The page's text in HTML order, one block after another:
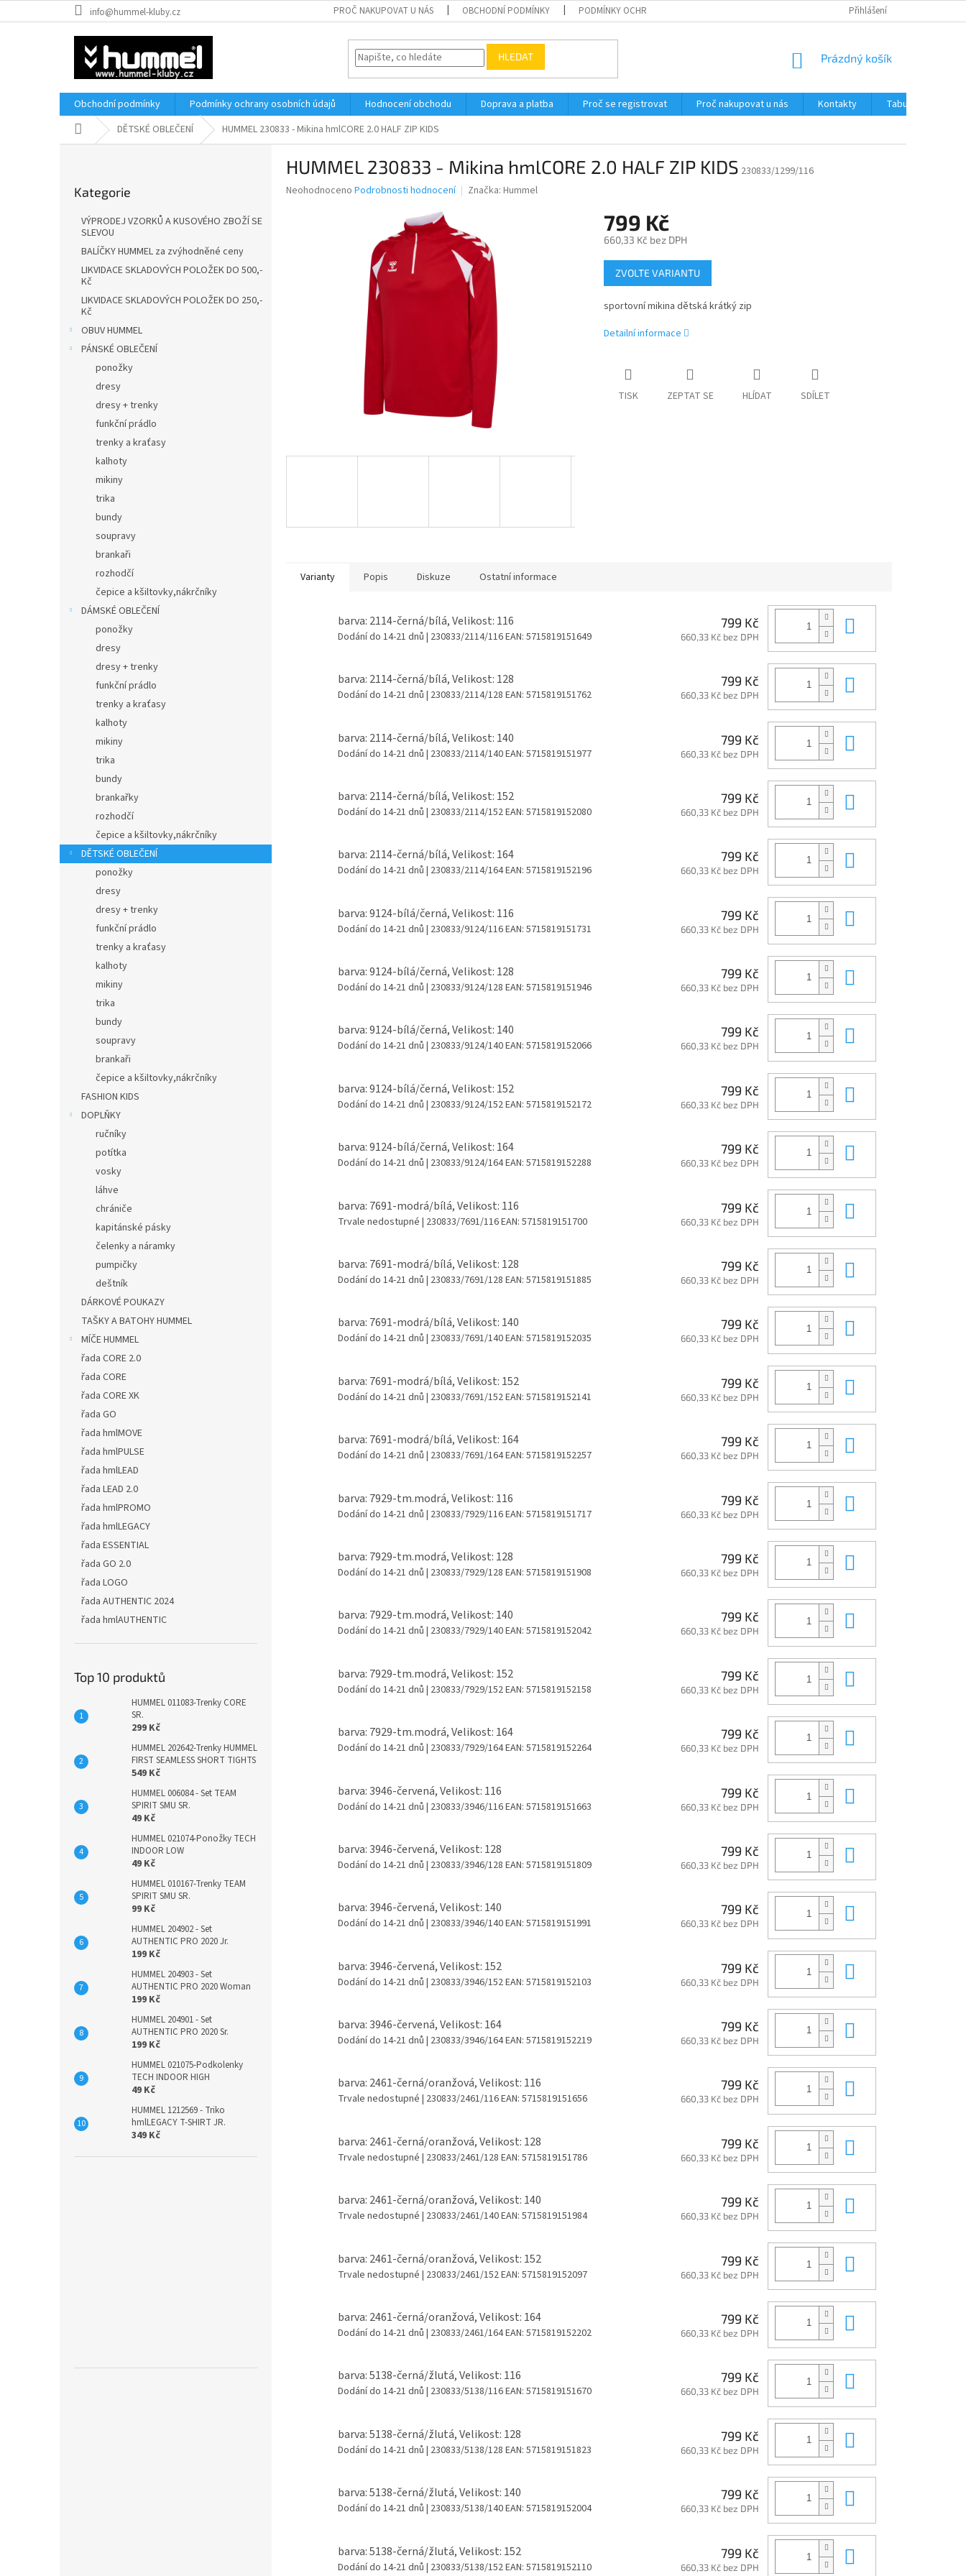
na
info@hummel-kluby.cz PROČ NAKUPOVAT U NÁS OBCHODNÍ PODMÍNKY PODMÍNKY OCHRANY OSOBNÍCH ÚDAJŮ JAK OVĚŘUJEME RECENZE NAŠEHO E-SHOPU ?
Přihlášení
HLEDAT
NÁKUPNÍ
Prázdný košík
Obchodní podmínky Podmínky ochrany osobních údajů Hodnocení obchodu Doprava a platba Proč se registrovat Proč nakupovat u nás Kontakty
Tabulka velikostí
Domů DĚTSKÉ OBLEČENÍ HUMMEL 230833 - Mikina hmlCORE 2.0 HALF ZIP KIDS
kategorie
Kategorie
VÝPRODEJ VZORKŮ A KUSOVÉHO ZBOŽÍ SE
SLEVOU
BALÍČKY HUMMEL za zvýhodněné ceny
LIKVIDACE SKLADOVÝCH POLOŽEK DO 500,-
Kč
LIKVIDACE SKLADOVÝCH POLOŽEK DO 250,-
Kč
OBUV HUMMEL
PÁNSKÉ OBLEČENÍ
ponožky
dresy
dresy + trenky
funkční prádlo
trenky a kraťasy
kalhoty
mikiny
trika
bundy
soupravy
brankaři
rozhodčí
čepice a kšiltovky,nákrčníky
DÁMSKÉ OBLEČENÍ
ponožky
dresy
dresy + trenky
funkční prádlo
trenky a kraťasy
kalhoty
mikiny
trika
bundy
brankařky
rozhodčí
čepice a kšiltovky,nákrčníky
DĚTSKÉ OBLEČENÍ
ponožky
dresy
dresy + trenky
funkční prádlo
trenky a kraťasy
kalhoty
mikiny
trika
bundy
soupravy
brankaři
čepice a kšiltovky,nákrčníky
FASHION KIDS
DOPLŇKY
ručníky
potítka
vosky
láhve
chrániče
kapitánské pásky
čelenky a náramky
pumpičky
deštník
DÁRKOVÉ POUKAZY
TAŠKY A BATOHY HUMMEL
MÍČE HUMMEL
řada CORE 2.0
řada CORE
řada CORE XK
řada GO
řada hmlMOVE
řada hmlPULSE
řada hmlLEAD
řada LEAD 2.0
řada hmlPROMO
řada hmlLEGACY
řada ESSENTIAL
řada GO 2.0
řada LOGO
řada AUTHENTIC 2024
řada hmlAUTHENTIC
Top 10 produktů
HUMMEL 011083-Trenky CORE
SR.
299 Kč
HUMMEL 202642-Trenky HUMMEL
FIRST SEAMLESS SHORT TIGHTS
549 Kč
HUMMEL 006084 - Set TEAM
SPIRIT SMU SR.
49 Kč
HUMMEL 021074-Ponožky TECH
INDOOR LOW
49 Kč
HUMMEL 010167-Trenky TEAM
SPIRIT SMU SR.
99 Kč
HUMMEL 204902 - Set
AUTHENTIC PRO 2020 Jr.
199 Kč
HUMMEL 204903 - Set
AUTHENTIC PRO 2020 Woman
199 Kč
HUMMEL 204901 - Set
AUTHENTIC PRO 2020 Sr.
199 Kč
HUMMEL 021075-Podkolenky
TECH INDOOR HIGH
49 Kč
HUMMEL 1212569 - Triko
hmlLEGACY T-SHIRT JR.
349 Kč
HUMMEL 230833 - Mikina hmlCORE 2.0 HALF ZIP KIDS 230833/1299/116
Průměrné
Neohodnoceno Podrobnosti hodnocení Značka: Hummel
799 Kč
660,33 Kč bez DPH
Měrná
cena:
ZVOLTE VARIANTU
sportovní mikina dětská krátký zip
Detailní informace
TISK ZEPTAT SE HLÍDAT SDÍLET
Varianty Popis Diskuze Ostatní informace
barva: 2114-černá/bílá, Velikost: 116
Dodání do 14-21 dnů | 230833/2114/116EAN: 5715819151649
799 Kč
660,33 Kč bez DPH
barva: 2114-černá/bílá, Velikost: 128
Dodání do 14-21 dnů | 230833/2114/128 EAN: 5715819151762
799 Kč
660,33 Kč bez DPH
barva: 2114-černá/bílá, Velikost: 140
Dodání do 14-21 dnů | 230833/2114/140EAN: 5715819151977
799 Kč
660,33 Kč bez DPH
barva: 2114-černá/bílá, Velikost: 152
Dodání do 14-21 dnů | 230833/2114/152EAN: 5715819152080
799 Kč
660,33 Kč bez DPH
barva: 2114-černá/bílá, Velikost: 164
Dodání do 14-21 dnů | 230833/2114/164EAN: 5715819152196
799 Kč
660,33 Kč bez DPH
barva: 9124-bílá/černá, Velikost: 116
Dodání do 14-21 dnů | 230833/9124/116EAN: 5715819151731
799 Kč
660,33 Kč bez DPH
barva: 9124-bílá/černá, Velikost: 128
Dodání do 14-21 dnů | 230833/9124/128 EAN: 5715819151946
799 Kč
660,33 Kč bez DPH
barva: 9124-bílá/černá, Velikost: 140
Dodání do 14-21 dnů | 230833/9124/140EAN: 5715819152066
799 Kč
660,33 Kč bez DPH
barva: 9124-bílá/černá, Velikost: 152
Dodání do 14-21 dnů | 230833/9124/152EAN: 5715819152172
799 Kč
660,33 Kč bez DPH
barva: 9124-bílá/černá, Velikost: 164
Dodání do 14-21 dnů | 230833/9124/164EAN: 5715819152288
799 Kč
660,33 Kč bez DPH
barva: 7691-modrá/bílá, Velikost: 116
Trvale nedostupné | 230833/7691/116EAN: 5715819151700
799 Kč
660,33 Kč bez DPH
barva: 7691-modrá/bílá, Velikost: 128
Dodání do 14-21 dnů | 230833/7691/128 EAN: 5715819151885
799 Kč
660,33 Kč bez DPH
barva: 7691-modrá/bílá, Velikost: 140
Dodání do 14-21 dnů | 230833/7691/140EAN: 5715819152035
799 Kč
660,33 Kč bez DPH
barva: 7691-modrá/bílá, Velikost: 152
Dodání do 14-21 dnů | 230833/7691/152EAN: 5715819152141
799 Kč
660,33 Kč bez DPH
barva: 7691-modrá/bílá, Velikost: 164
Dodání do 14-21 dnů | 230833/7691/164EAN: 5715819152257
799 Kč
660,33 Kč bez DPH
barva: 7929-tm.modrá, Velikost: 116
Dodání do 14-21 dnů | 230833/7929/116EAN: 5715819151717
799 Kč
660,33 Kč bez DPH
barva: 7929-tm.modrá, Velikost: 128
Dodání do 14-21 dnů | 230833/7929/128 EAN: 5715819151908
799 Kč
660,33 Kč bez DPH
barva: 7929-tm.modrá, Velikost: 140
Dodání do 14-21 dnů | 230833/7929/140EAN: 5715819152042
799 Kč
660,33 Kč bez DPH
barva: 7929-tm.modrá, Velikost: 152
Dodání do 14-21 dnů | 230833/7929/152EAN: 5715819152158
799 Kč
660,33 Kč bez DPH
barva: 7929-tm.modrá, Velikost: 164
Dodání do 14-21 dnů | 230833/7929/164EAN: 5715819152264
799 Kč
660,33 Kč bez DPH
barva: 3946-červená, Velikost: 116
Dodání do 14-21 dnů | 230833/3946/116EAN: 5715819151663
799 Kč
660,33 Kč bez DPH
barva: 3946-červená, Velikost: 128
Dodání do 14-21 dnů | 230833/3946/128 EAN: 5715819151809
799 Kč
660,33 Kč bez DPH
barva: 3946-červená, Velikost: 140
Dodání do 14-21 dnů | 230833/3946/140EAN: 5715819151991
799 Kč
660,33 Kč bez DPH
barva: 3946-červená, Velikost: 152
Dodání do 14-21 dnů | 230833/3946/152EAN: 5715819152103
799 Kč
660,33 Kč bez DPH
barva: 3946-červená, Velikost: 164
Dodání do 14-21 dnů | 230833/3946/164EAN: 5715819152219
799 Kč
660,33 Kč bez DPH
barva: 2461-černá/oranžová, Velikost: 116
Trvale nedostupné | 230833/2461/116EAN: 5715819151656
799 Kč
660,33 Kč bez DPH
barva: 2461-černá/oranžová, Velikost: 128
Trvale nedostupné | 230833/2461/128 EAN: 5715819151786
799 Kč
660,33 Kč bez DPH
barva: 2461-černá/oranžová, Velikost: 140
Trvale nedostupné | 230833/2461/140EAN: 5715819151984
799 Kč
660,33 Kč bez DPH
barva: 2461-černá/oranžová, Velikost: 152
Trvale nedostupné | 230833/2461/152EAN: 5715819152097
799 Kč
660,33 Kč bez DPH
barva: 2461-černá/oranžová, Velikost: 164
Dodání do 14-21 dnů | 230833/2461/164EAN: 5715819152202
799 Kč
660,33 Kč bez DPH
barva: 5138-černá/žlutá, Velikost: 116
Dodání do 14-21 dnů | 230833/5138/116EAN: 5715819151670
799 Kč
660,33 Kč bez DPH
barva: 5138-černá/žlutá, Velikost: 128
Dodání do 14-21 dnů | 230833/5138/128 EAN: 5715819151823
799 Kč
660,33 Kč bez DPH
barva: 5138-černá/žlutá, Velikost: 140
Dodání do 14-21 dnů | 230833/5138/140EAN: 5715819152004
799 Kč
660,33 Kč bez DPH
barva: 5138-černá/žlutá, Velikost: 152
Dodání do 14-21 dnů | 230833/5138/152EAN: 5715819152110
799 Kč
660,33 Kč bez DPH